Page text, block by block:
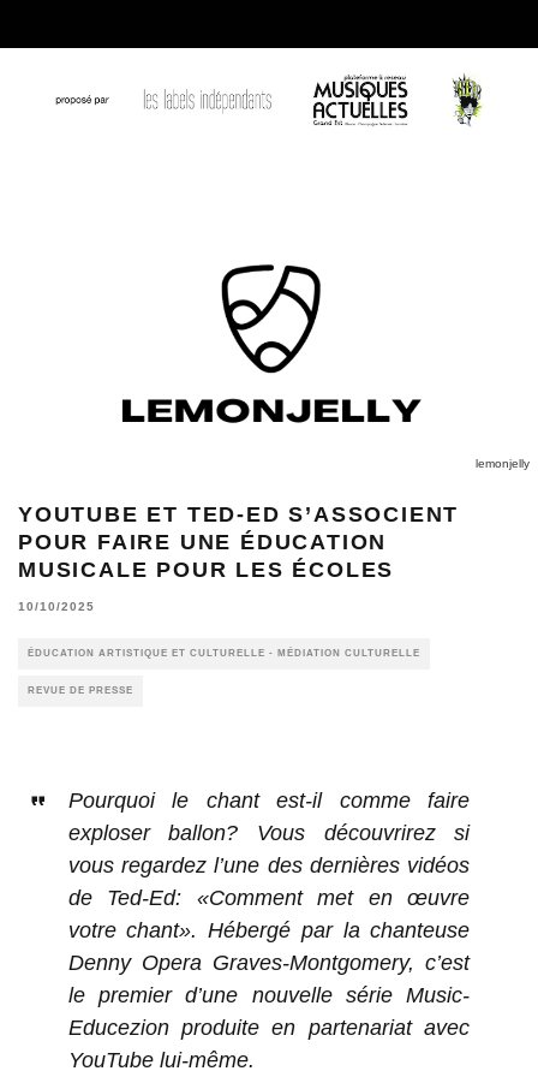
lemonjelly
YOUTUBE ET TED-ED S’ASSOCIENT
POUR FAIRE UNE ÉDUCATION
MUSICALE POUR LES ÉCOLES
10/10/2025
ÉDUCATION ARTISTIQUE ET CULTURELLE - MÉDIATION CULTURELLE
REVUE DE PRESSE
Pourquoi le chant est-il comme faire
exploser ballon? Vous découvrirez si
vous regardez l’une des dernières vidéos
de Ted-Ed: «Comment met en œuvre
votre chant». Hébergé par la chanteuse
Denny Opera Graves-Montgomery, c’est
le premier d’une nouvelle série Music-
Educezion produite en partenariat avec
YouTube lui-même.